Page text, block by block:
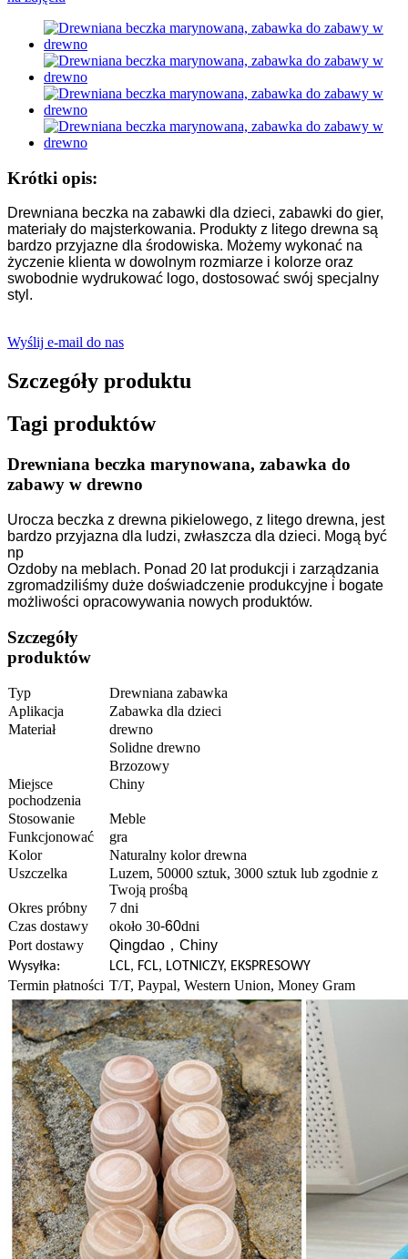
Krótki opis:
Drewniana beczka na zabawki dla dzieci, zabawki do gier,
materiały do ​​majsterkowania. Produkty z litego drewna są
bardzo przyjazne dla środowiska. Możemy wykonać na
życzenie klienta w dowolnym rozmiarze i kolorze oraz
swobodnie wydrukować logo, dostosować swój specjalny
styl.
Wyślij e-mail do nas
Szczegóły produktu
Tagi produktów
Drewniana beczka marynowana, zabawka do
zabawy w drewno
Urocza beczka z drewna pikielowego, z litego drewna, jest
bardzo przyjazna dla ludzi, zwłaszcza dla dzieci. Mogą być
np
Ozdoby na meblach. Ponad 20 lat produkcji i zarządzania
zgromadziliśmy duże doświadczenie produkcyjne i bogate
możliwości opracowywania nowych produktów.
Szczegóły
produktów
Typ
Drewniana zabawka
Aplikacja
Zabawka dla dzieci
Materiał
drewno
Solidne drewno
Brzozowy
Miejsce
pochodzenia
Chiny
Stosowanie
Meble
Funkcjonować
gra
Kolor
Naturalny kolor drewna
Uszczelka
Luzem, 50000 sztuk, 3000 sztuk lub zgodnie z
Twoją prośbą
Okres próbny
7 dni
Czas dostawy
około 30-60dni
Port dostawy
Qingdao ， Chiny
Wysyłka: LCL, FCL, LOTNICZY, EKSPRESOWY
Termin płatności T/T, Paypal, Western Union, Money Gram